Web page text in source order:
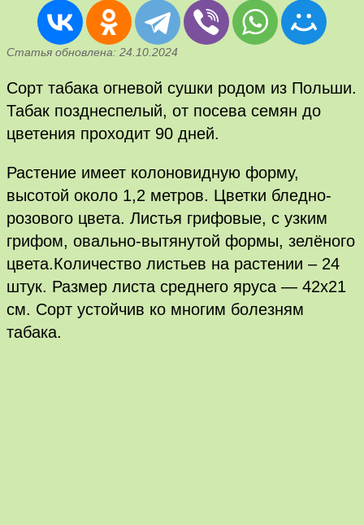
Статья обновлена: 24.10.2024
Сорт табака огневой сушки родом из Польши.
Табак позднеспелый, от посева семян до
цветения проходит 90 дней.
Растение имеет колоновидную форму,
высотой около 1,2 метров. Цветки бледно-
розового цвета. Листья грифовые, с узким
грифом, овально-вытянутой формы, зелёного
цвета.Количество листьев на растении – 24
штук. Размер листа среднего яруса — 42х21
см. Сорт устойчив ко многим болезням
табака.